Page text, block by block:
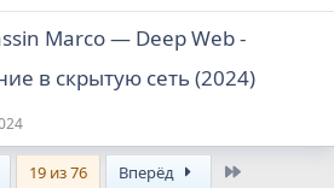
Marco ― Deep Web -
в скрытую сеть (2024)
19 из 76 Вперёд